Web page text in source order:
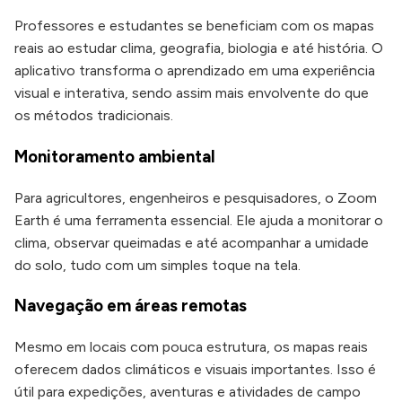
Professores e estudantes se beneficiam com os mapas
reais ao estudar clima, geografia, biologia e até história. O
aplicativo transforma o aprendizado em uma experiência
visual e interativa, sendo assim mais envolvente do que
os métodos tradicionais.
Monitoramento ambiental
Para agricultores, engenheiros e pesquisadores, o Zoom
Earth é uma ferramenta essencial. Ele ajuda a monitorar o
clima, observar queimadas e até acompanhar a umidade
do solo, tudo com um simples toque na tela.
Navegação em áreas remotas
Mesmo em locais com pouca estrutura, os mapas reais
oferecem dados climáticos e visuais importantes. Isso é
útil para expedições, aventuras e atividades de campo